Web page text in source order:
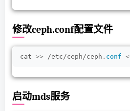
修改ceph.conf配置文件
cat >> /etc/ceph/ceph. conf
启动mds服务